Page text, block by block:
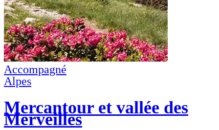
Accompagné
Alpes
Mercantour et vallée des
Merveilles